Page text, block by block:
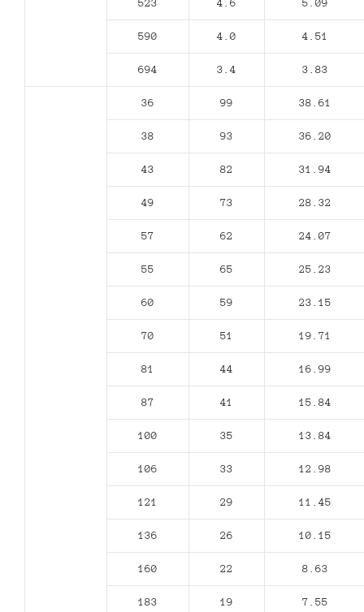
523 4.6 5.09
590 4.0 4.51
694 3.4 3.83
36 99 38.61
38 93 36.20
43 82 31.94
49 73 28.32
57 62 24.07
55 65 25.23
60 59 23.15
70 51 19.71
81 44 16.99
87 41 15.84
100 35 13.84
106 33 12.98
121 29 11.45
136 26 10.15
160 22 8.63
183 19 7.55